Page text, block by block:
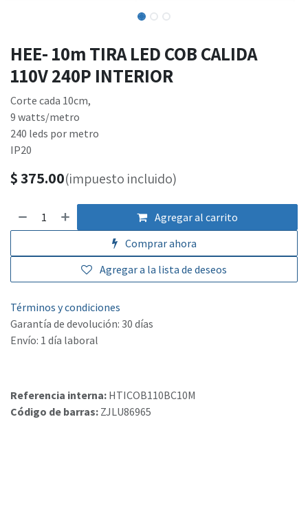
HEE- 10m TIRA LED COB CALIDA
110V 240P INTERIOR
Corte cada 10cm,
9 watts/metro
240 leds por metro
IP20
$375.00(impuesto incluido)
Agregar al carrito
Comprar ahora
Agregar a la lista de deseos
Términos y condiciones
Garantía de devolución: 30 días
Envío: 1 día laboral
Referencia interna: HTICOB110BC10M
Código de barras: ZJLU86965